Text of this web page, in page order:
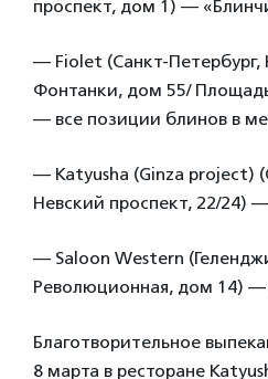
проспект, дом 1) —
— Fiolet (Санкт-Петербург,
Фонтанки, дом 55/
— все позиции блинов в
— Katyusha (Ginza project)
Невский проспект, 22/24)
— Saloon Western
Революционная, дом 14)
Благотворительное
8 марта в ресторане